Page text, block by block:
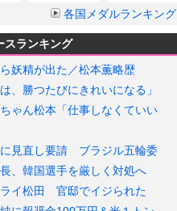
各国メダルランキング
スランキング
妖精が出た／松本薫略歴
は、勝つたびにきれいになる」
ゃん松本「仕事しなくていい
見直し要請 ブラジル五輪委
、韓国選手を厳しく対処へ
イ松田 官邸でイジられた